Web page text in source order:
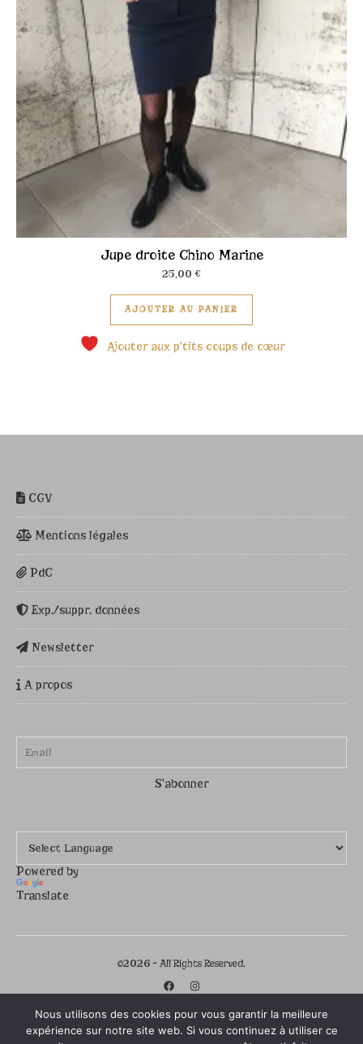
Jupe droite Chino Marine
25,00 €
AJOUTER AU PANIER
Ajouter aux p'tits coups de cœur
CGV
Mentions légales
PdC
Exp./suppr. données
Newsletter
A propos
Powered by
Translate
©2026 - All Rights Reserved.
Nous utilisons des cookies pour vous garantir la meilleure
expérience sur notre site web. Si vous continuez à utiliser ce